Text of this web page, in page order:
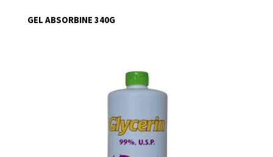
GEL ABSORBINE 340G